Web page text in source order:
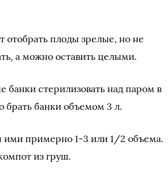
отобрать плоды зрелые, но не
а можно оставить целыми.
банки стерилизовать над паром в
брать банки объемом 3 л.
ими примерно 1-3 или 1/2 объема.
из груш.